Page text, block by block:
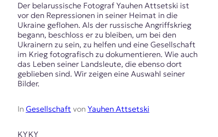
Der belarussische Fotograf Yauhen Attsetski ist
vor den Repressionen in seiner Heimat in die
Ukraine geflohen. Als der russische Angriffskrieg
begann, beschloss er zu bleiben, um bei den
Ukrainern zu sein, zu helfen und eine Gesellschaft
im Krieg fotografisch zu dokumentieren. Wie auch
das Leben seiner Landsleute, die ebenso dort
geblieben sind. Wir zeigen eine Auswahl seiner
Bilder.
In Gesellschaft von Yauhen Attsetski
KYKY